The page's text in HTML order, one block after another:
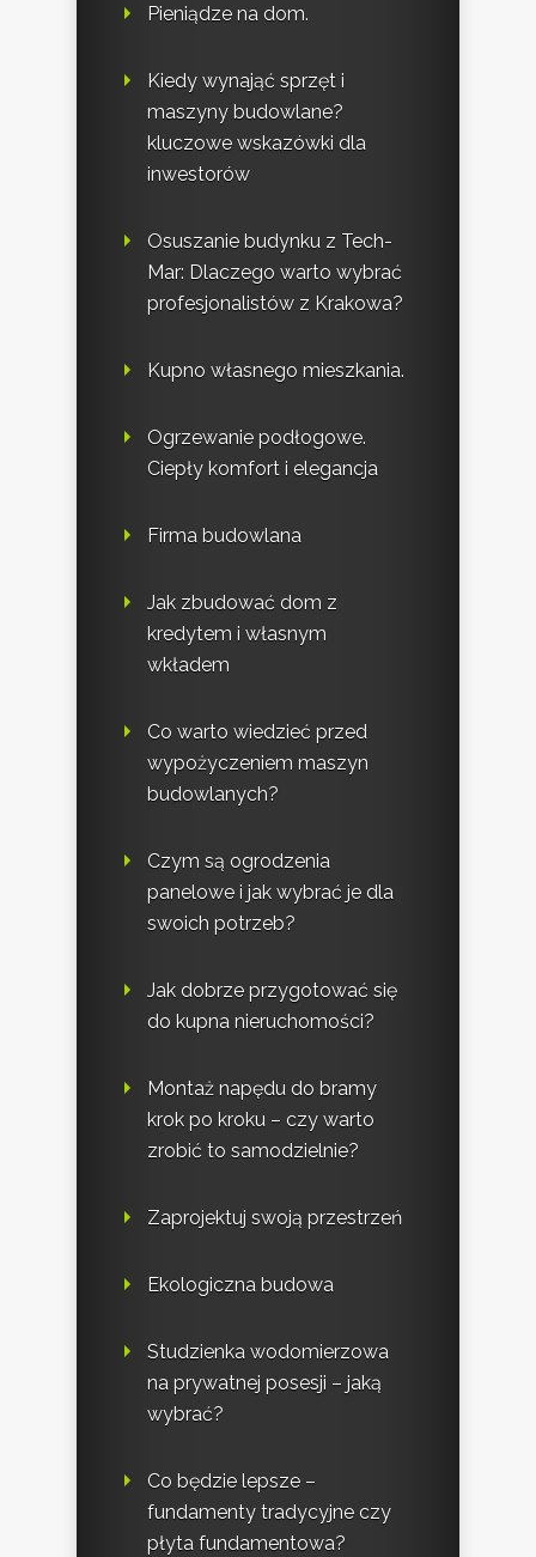
Pieniądze na dom.
Kiedy wynająć sprzęt i
maszyny budowlane?
kluczowe wskazówki dla
inwestorów
Osuszanie budynku z Tech-
Mar: Dlaczego warto wybrać
profesjonalistów z Krakowa?
Kupno własnego mieszkania.
Ogrzewanie podłogowe.
Ciepły komfort i elegancja
Firma budowlana
Jak zbudować dom z
kredytem i własnym
wkładem
Co warto wiedzieć przed
wypożyczeniem maszyn
budowlanych?
Czym są ogrodzenia
panelowe i jak wybrać je dla
swoich potrzeb?
Jak dobrze przygotować się
do kupna nieruchomości?
Montaż napędu do bramy
krok po kroku – czy warto
zrobić to samodzielnie?
Zaprojektuj swoją przestrzeń
Ekologiczna budowa
Studzienka wodomierzowa
na prywatnej posesji – jaką
wybrać?
Co będzie lepsze –
fundamenty tradycyjne czy
płyta fundamentowa?